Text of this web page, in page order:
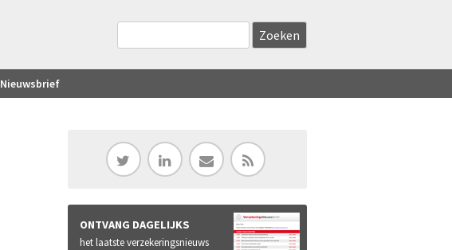
Nieuwsbrief
ONTVANG DAGELIJKS
het laatste verzekeringsnieuws